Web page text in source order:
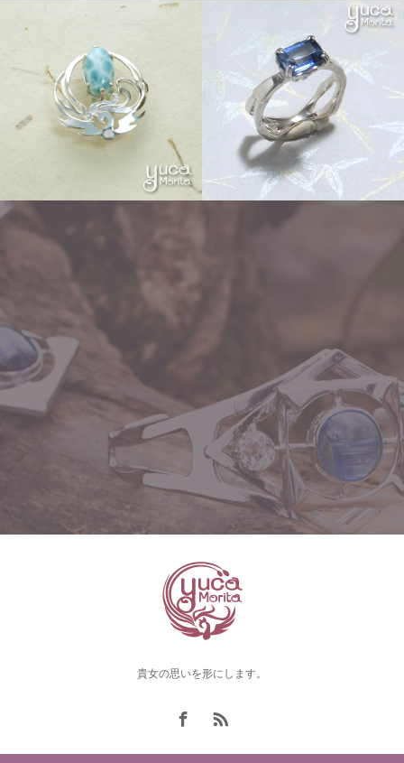
Order
貴女の思いを形にします。